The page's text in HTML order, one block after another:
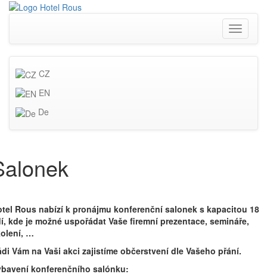
Toggle
CZ
EN
De
Rous nabízí k pronájmu konferenční salonek s kapacitou 18
kde je možné uspořádat Vaše firemní prezentace, semináře,
…
Vám na Vaši akci zajistíme občerstvení dle Vašeho přání.
konferenčního salónku: